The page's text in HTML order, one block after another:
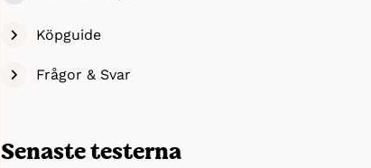
Köpguide
Frågor & Svar
Senaste testerna